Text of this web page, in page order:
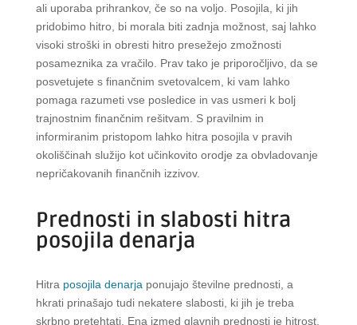
ali uporaba prihrankov, če so na voljo. Posojila, ki jih
pridobimo hitro, bi morala biti zadnja možnost, saj lahko
visoki stroški in obresti hitro presežejo zmožnosti
posameznika za vračilo. Prav tako je priporočljivo, da se
posvetujete s finančnim svetovalcem, ki vam lahko
pomaga razumeti vse posledice in vas usmeri k bolj
trajnostnim finančnim rešitvam. S pravilnim in
informiranim pristopom lahko hitra posojila v pravih
okoliščinah služijo kot učinkovito orodje za obvladovanje
nepričakovanih finančnih izzivov.
Prednosti in slabosti hitra
posojila denarja
Hitra posojila denarja ponujajo številne prednosti, a
hkrati prinašajo tudi nekatere slabosti, ki jih je treba
skrbno pretehtati. Ena izmed glavnih prednosti je hitrost,